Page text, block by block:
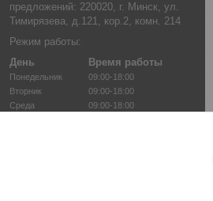
предложений: 220020, г. Минск, ул.
Тимирязева, д.121, кор.2, комн. 214
Режим работы:
День
Время работы
Понедельник
09:00-18:00
Вторник
09:00-18:00
Среда
09:00-18:00